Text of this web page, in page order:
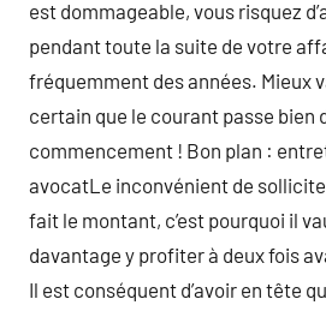
est dommageable, vous risquez
pendant toute la suite de votre
fréquemment des années. Mieux
certain que le courant passe bien
commencement ! Bon plan :
avocatLe inconvénient de
fait le montant, c’est pourquoi il
davantage y profiter à deux fois
Il est conséquent d’avoir en tête